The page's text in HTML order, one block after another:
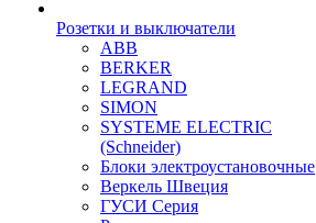
Розетки и выключатели
ABB
BERKER
LEGRAND
SIMON
SYSTEME ELECTRIC
(Schneider)
Блоки электроустановочные
Веркель Швеция
ГУСИ Серия